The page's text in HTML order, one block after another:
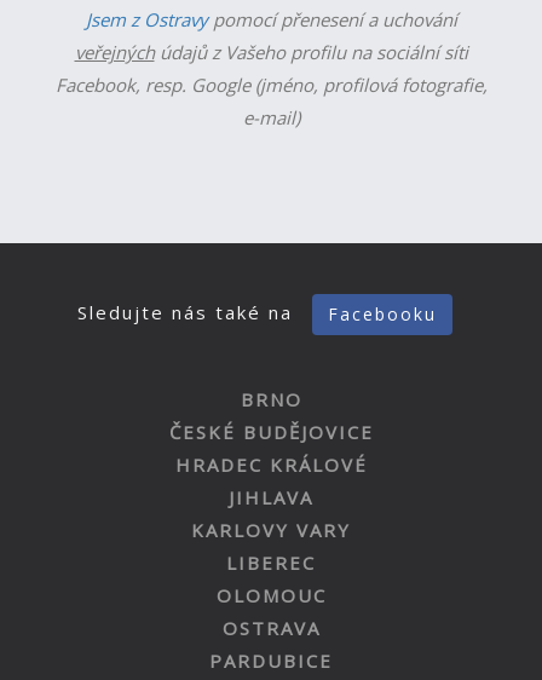
Jsem z Ostravypomocí přenesení a uchování
veřejnýchúdajů z Vašeho profilu na sociální síti
Facebook, resp. Google (jméno, profilová fotografie,
e-mail)
Sledujte nás také na Facebooku
BRNO
ČESKÉ BUDĚJOVICE
HRADEC KRÁLOVÉ
JIHLAVA
KARLOVY VARY
LIBEREC
OLOMOUC
OSTRAVA
PARDUBICE